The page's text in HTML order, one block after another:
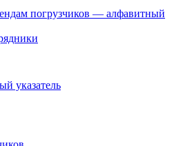
погрузчиков — алфавитный
указатель